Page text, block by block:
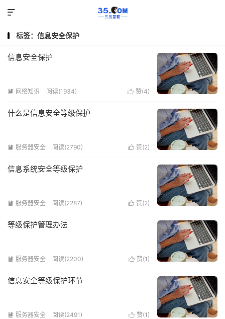

标签：信息安全保护
信息安全保护
 网络知识 阅读(1934)  赞(4)
什么是信息安全等级保护
 服务器安全 阅读(2790)  赞(2)
信息系统安全等级保护
 服务器安全 阅读(2287)  赞(2)
等级保护管理办法
 服务器安全 阅读(2200)  赞(1 )
信息安全等级保护环节
 服务器安全 阅读(2491)  赞(1 )